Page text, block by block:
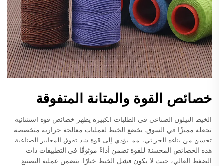
خصائص القوة والمتانة المتفوقة
الخيط النيلون الصناعي في الطلبات الكبيرة يظهر خصائص قوة استثنائية
تجعله مميزًا في السوق. يخضع الخيط لعمليات معالجة حرارية متخصصة
تحسن من بناءه الجزيئي، مما يؤدي إلى قوة شد تفوق المعايير الصناعية.
هذه الخصائص المحسنة للقوة تضمن أداءً موثوقًا في التطبيقات ذات
الضغط العالي، حيث لا يكون فشل الخيط خيارًا. يتضمن عملية التصنيع